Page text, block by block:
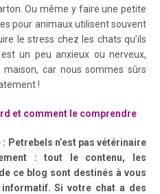
Ou même y faire une petite
pour animaux utilisent souvent
le stress chez les chats qu’ils
un peu anxieux ou nerveux,
car nous sommes sûrs
!
et comment le comprendre
Petrebels n’est pas vétérinaire
: tout le contenu, les
ce blog sont destinés à vous
Si votre chat a des